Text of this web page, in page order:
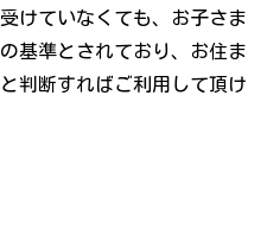
けていなくても、お子さま
基準とされており、お住ま
判断すればご利用して頂け